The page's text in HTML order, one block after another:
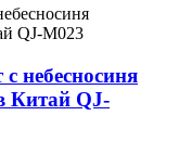
небесносиня
Китай QJ-